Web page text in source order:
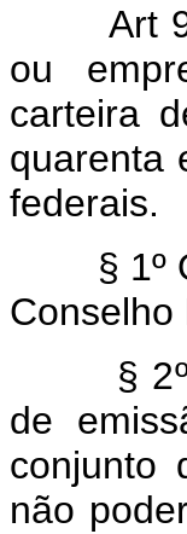
Art
ou
carteira
quarenta
federais.
§ 1º O
Conselho
§ 2º O
de
conjunto
não